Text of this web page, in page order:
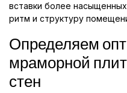
вставки более
ритм и структуру
Определяем
мраморной
стен